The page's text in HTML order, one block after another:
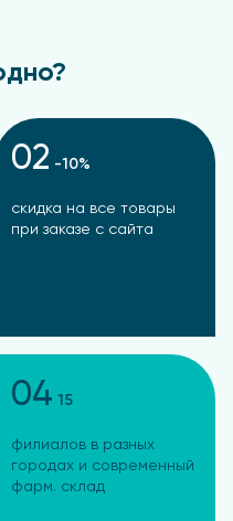
02 -10%
скидка на все товары
при заказе с сайта
04 15
филиалов в разных
городах и современный
фарм. склад